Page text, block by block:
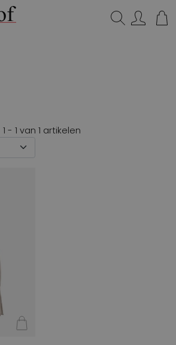
1 - 1 van 1 artikelen